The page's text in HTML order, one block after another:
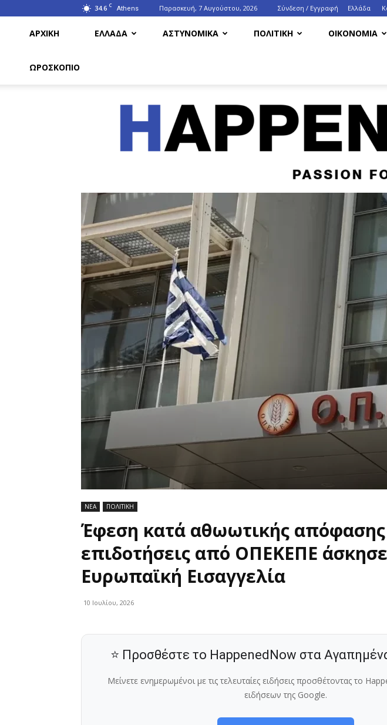
34.6 C Athens Παρασκευή, 7 Αυγούστου, 2026 Σύνδεση / Εγγραφή Ελλάδα
ΑΡΧΙΚΗ ΕΛΛΑΔΑ ΑΣΤΥΝΟΜΙΚΑ ΠΟΛΙΤΙΚΗ ΟΙΚΟΝΟΜΙΑ
ΩΡΟΣΚΟΠΙΟ
ΝΕΑ ΠΟΛΙΤΙΚΗ
Έφεση κατά αθωωτικής απόφασης
επιδοτήσεις από ΟΠΕΚΕΠΕ
Ευρωπαϊκή Εισαγγελία
10 Ιουλίου, 2026
⭐ Προσθέστε το HappenedNow στα
Μείνετε ενημερωμένοι με τις τελευταίες ειδήσεις προσθέτοντας το
ειδήσεων της Google.